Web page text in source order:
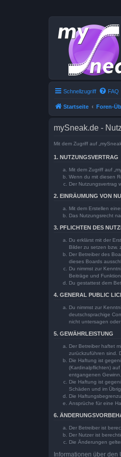
Schnellzugriff FAQ
Startseite Foren-
mySneak.de -
Mit dem Zugriff auf
1. NUTZUNGSVERTRAG
Mit dem Zugriff auf
Wenn du mit diesen
Der Nutzungsvertrag
2. EINRÄUMUNG VON
Mit dem Erstellen
Das Nutzungsrecht
3. PFLICHTEN DES
Du erklärst mit der
Bilder zu setzen bzw.
Der Betreiber des
dieses Boards
Du nimmst zur
Beiträge und
Du gestattest dem
4. GENERAL PUBLIC
Du nimmst zur
deutschsprachige
nicht untersagen
5. GEWÄHRLEISTUNG
Der Betreiber haftet
zurückzuführen sind.
Die Haftung ist
(Kardinalpflichten)
entgangenen Gewinn.
Die Haftung ist
Schäden und im
Die
Ansprüche für eine
6.
Der Betreiber ist
Der Nutzer ist
Die Änderungen
Informationen über